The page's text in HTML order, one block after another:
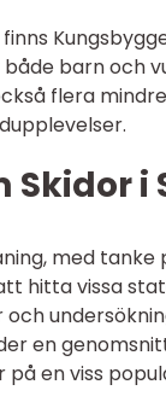
barn och
flera
i
med
hitta vissa
en
en viss